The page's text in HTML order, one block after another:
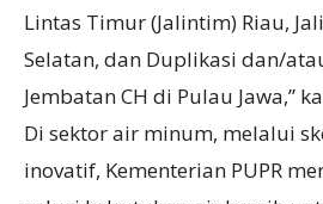
Lintas Timur (Jalintim) Riau,
Selatan, dan Duplikasi dan/
Jembatan CH di Pulau Jawa,”
Di sektor air minum, melalui
inovatif, Kementerian PUPR